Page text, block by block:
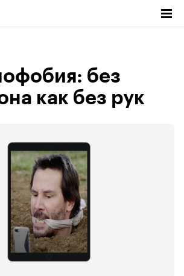
без
как без рук